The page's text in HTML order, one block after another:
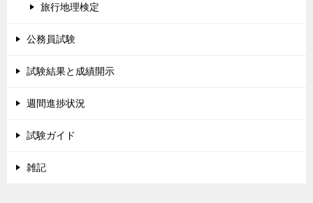
旅行地理検定
公務員試験
試験結果と成績開示
週間進捗状況
試験ガイド
雑記